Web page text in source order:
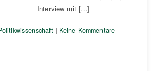
Interview mit […]
| Keine Kommentare